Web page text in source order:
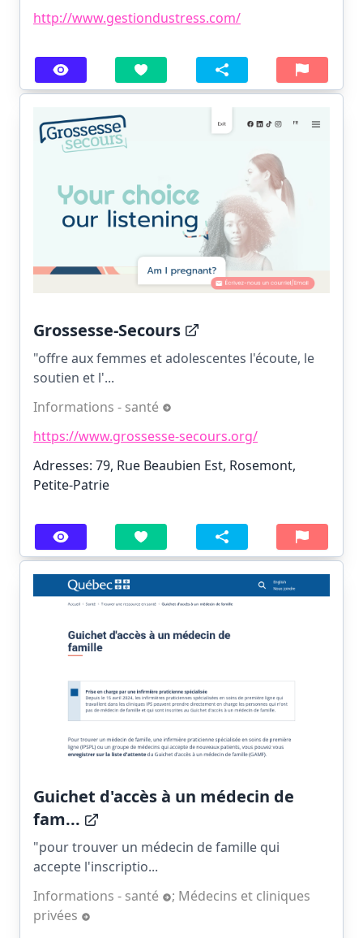
http://www.gestiondustress.com/
Grossesse-Secours
"offre aux femmes et adolescentes l'écoute, le
soutien et l'...
Informations - santé
https://www.grossesse-secours.org/
Adresses: 79, Rue Beaubien Est, Rosemont,
Petite-Patrie
Guichet d'accès à un médecin de
fam...
"pour trouver un médecin de famille qui
accepte l'inscriptio...
Informations - santé
; Médecins et cliniques
privées